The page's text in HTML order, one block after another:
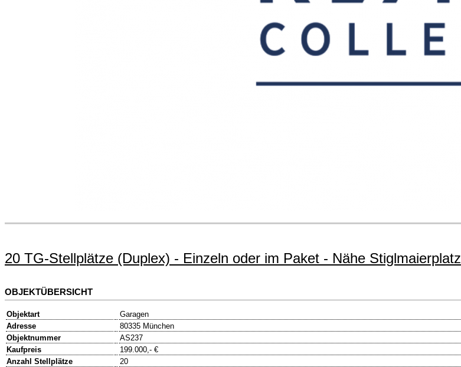
20 TG-Stellplätze (Duplex) - Einzeln oder im Paket - Nähe Stiglmaierplatz
OBJEKTÜBERSICHT
Objektart
Garagen
Adresse
80335 München
Objektnummer
AS237
Kaufpreis
199.000,- €
Anzahl Stellplätze
20